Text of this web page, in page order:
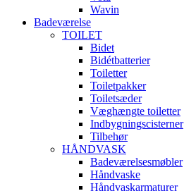
Wavin
Badeværelse
TOILET
Bidet
Bidétbatterier
Toiletter
Toiletpakker
Toiletsæder
Væghængte toiletter
Indbygningscisterner
Tilbehør
HÅNDVASK
Badeværelsesmøbler
Håndvaske
Håndvaskarmaturer